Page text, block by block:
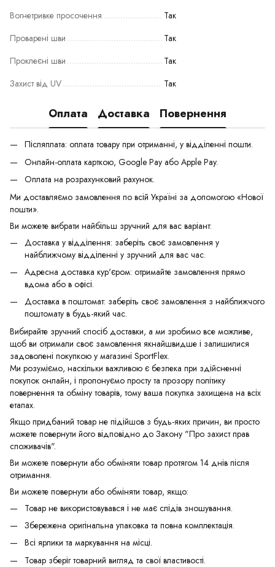
Вогнетривке просочення
Так
Проварені шви
Так
Проклеєні шви
Так
Захист від UV
Так
Оплата Доставка Повернення
Післяплата: оплата товару при отриманні, у відділенні пошти.
Онлайн-оплата карткою, Google Pay або Apple Pay.
Оплата на розрахунковий рахунок.
Ми доставляємо замовлення по всій Україні за допомогою «Нової
пошти».
Ви можете вибрати найбільш зручний для вас варіант:
Доставка у відділення: заберіть своє замовлення у
найближчому відділенні у зручний для вас час.
Адресна доставка кур'єром: отримайте замовлення прямо
вдома або в офісі.
Доставка в поштомат: заберіть своє замовлення з найближчого
поштомату в будь-який час.
Вибирайте зручний спосіб доставки, а ми зробимо все можливе,
щоб ви отримали своє замовлення якнайшвидше і залишилися
задоволені покупкою у магазині SportFlex.
Ми розуміємо, наскільки важливою є безпека при здійсненні
покупок онлайн, і пропонуємо просту та прозору політику
повернення та обміну товарів, тому ваша покупка захищена на всіх
етапах.
Якщо придбаний товар не підійшов з будь-яких причин, ви просто
можете повернути його відповідно до Закону "Про захист прав
споживачів".
Ви можете повернути або обміняти товар протягом 14 днів після
отримання.
Ви можете повернути або обміняти товар, якщо:
Товар не використовувався і не має слідів зношування.
Збережена оригінальна упаковка та повна комплектація.
Всі ярлики та маркування на місці.
Товар зберіг товарний вигляд та свої властивості.